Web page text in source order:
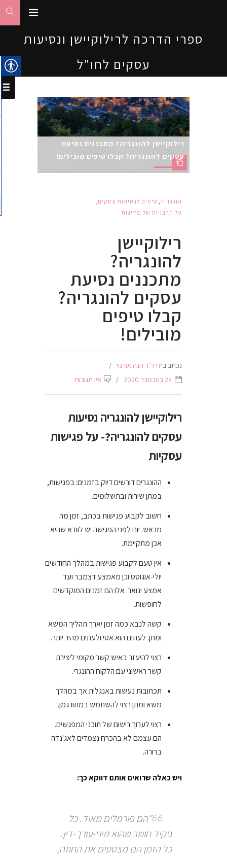
ספרי הדרכה לרילוקיישן ונסיעות
עסקים לחו"ל
רילוקיישן להונגריה? מתכננים נסיעת
עסקים להונגריה? קבלו טיפים מובילים!
הונגריה, טיפים לנסיעות עסקים,
על תרבויות של מדינות
רילוקיישן
להונגריה?
מתכננים נסיעת
עסקים להונגריה?
קבלו טיפים
מובילים!
נכתב בידיד"ר חנה אורנוי
24 בנובמבר 2020
אין תגובות
רילוקיישן להונגריה נסיעות
עסקים להונגריה?- על פגישות
עסקיות
ההונגרים דורשים דיוק בזמנים: בפגישות,
במתן שירות ובתשלומים.
חשוב לקבוע פגישות בכתב, זמן מה
מראש. יום לפני הפגישה יש לוודא שהיא
אכן מתקיימת.
אין טעם לקבוע פגישות במהלך החודשים
יולי-אוגוסט וכן מאמצע דצמבר ועד
אמצע ינואר. אלו הם זמנים המוקדשים
לחופשות.
קשה לנבא כמה זמן יארך תהליך המשא
ומתן. לעתים הוא אטי ולעתים מהיר יותר.
רצוי להיעזר באיש קשר מקומי ליצירת
קשר ראשוני עם הלקוח ההונגרי.
תכתובות נעשות באנגלית אך במהלך
משא ומתן רצוי להשתמש במתורגמן.
רצוי לערוך רישום של תוכני המפגשים.
הם עצמם לא בהכרח נצמדים לאג'נדה
ברורה.
ויש כאלה שרואים אותם דווקא כך:
"הם פורמלים מאוד. כל
פקיד חושב שהוא מיני-עורך-דין.
כל הזמן הם מצטטים את החוזה,